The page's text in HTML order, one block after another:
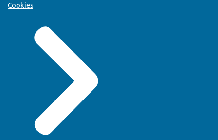
Cookies